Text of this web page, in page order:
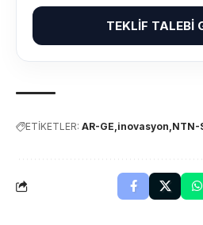
TEKLIF TALEBI
ETİKETLER: AR-GE inovasyon NTN-